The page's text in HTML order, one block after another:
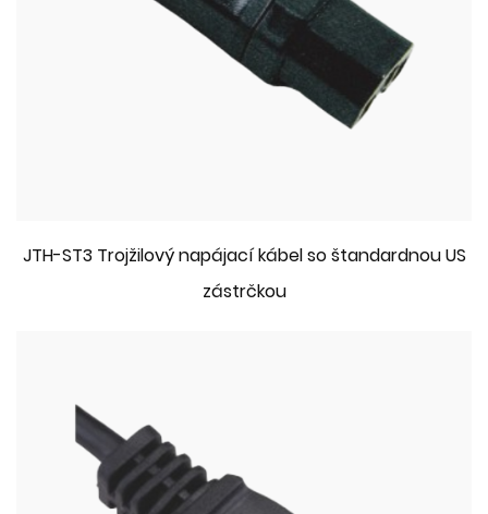
JTH-ST3 Trojžilový napájací kábel so štandardnou US
zástrčkou